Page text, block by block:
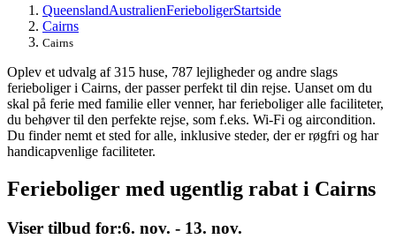
QueenslandAustralienFerieboligerStartside
Cairns
Cairns
Oplev et udvalg af 315 huse, 787 lejligheder og andre slags
ferieboliger i Cairns, der passer perfekt til din rejse. Uanset om du
skal på ferie med familie eller venner, har ferieboliger alle faciliteter,
du behøver til den perfekte rejse, som f.eks. Wi-Fi og aircondition.
Du finder nemt et sted for alle, inklusive steder, der er røgfri og har
handicapvenlige faciliteter.
Ferieboliger med ugentlig rabat i Cairns
Viser tilbud for:6. nov. - 13. nov.